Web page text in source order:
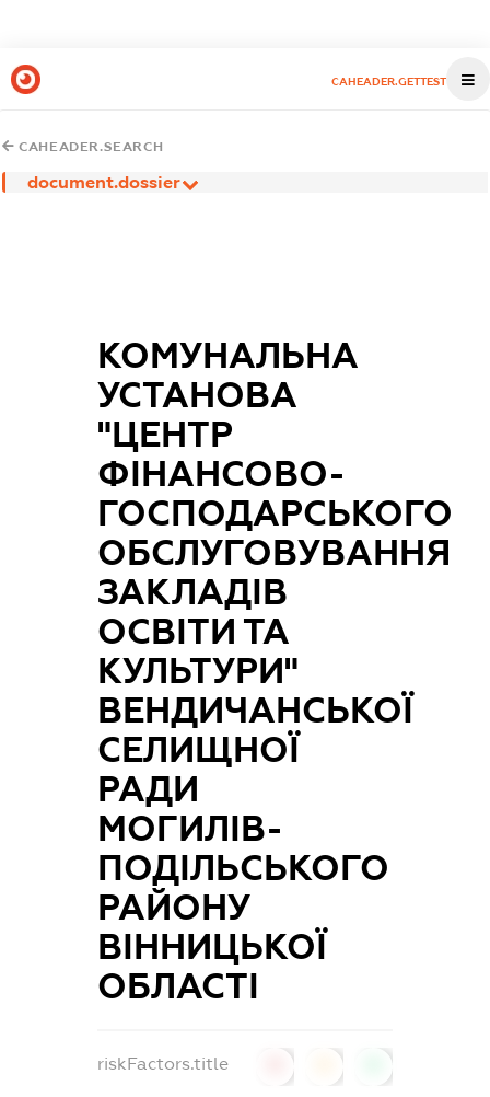
CAHEADER.GETTEST
CAHEADER.SEARCH
document.dossier
КОМУНАЛЬНА
УСТАНОВА
"ЦЕНТР
ФІНАНСОВО-
ГОСПОДАРСЬКОГО
ОБСЛУГОВУВАННЯ
ЗАКЛАДІВ
ОСВІТИ ТА
КУЛЬТУРИ"
ВЕНДИЧАНСЬКОЇ
СЕЛИЩНОЇ
РАДИ
МОГИЛІВ-
ПОДІЛЬСЬКОГО
РАЙОНУ
ВІННИЦЬКОЇ
ОБЛАСТІ
riskFactors.title